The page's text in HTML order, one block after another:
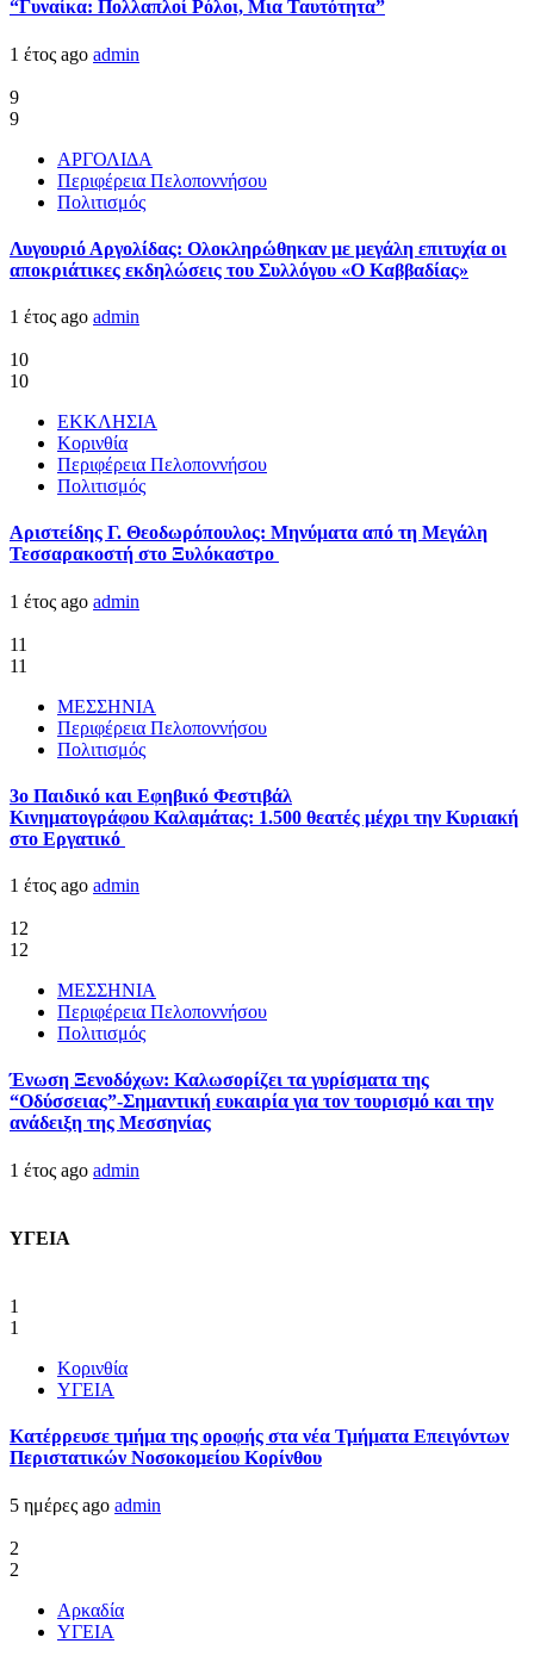
“Γυναίκα: Πολλαπλοί Ρόλοι, Μια Ταυτότητα”
1 έτος ago admin
9
9
ΑΡΓΟΛΙΔΑ
Περιφέρεια Πελοποννήσου
Πολιτισμός
Λυγουριό Αργολίδας: Ολοκληρώθηκαν με μεγάλη επιτυχία οι
αποκριάτικες εκδηλώσεις του Συλλόγου «Ο Καββαδίας»
1 έτος ago admin
10
10
ΕΚΚΛΗΣΙΑ
Κορινθία
Περιφέρεια Πελοποννήσου
Πολιτισμός
Αριστείδης Γ. Θεοδωρόπουλος: Μηνύματα από τη Μεγάλη
Τεσσαρακοστή στο Ξυλόκαστρο
1 έτος ago admin
11
11
ΜΕΣΣΗΝΙΑ
Περιφέρεια Πελοποννήσου
Πολιτισμός
3ο Παιδικό και Εφηβικό Φεστιβάλ
Κινηματογράφου Καλαμάτας: 1.500 θεατές μέχρι την Κυριακή
στο Εργατικό
1 έτος ago admin
12
12
ΜΕΣΣΗΝΙΑ
Περιφέρεια Πελοποννήσου
Πολιτισμός
Ένωση Ξενοδόχων: Καλωσορίζει τα γυρίσματα της
“Οδύσσειας”-Σημαντική ευκαιρία για τον τουρισμό και την
ανάδειξη της Μεσσηνίας
1 έτος ago admin
ΥΓΕΙΑ
1
1
Κορινθία
ΥΓΕΙΑ
Kατέρρευσε τμήμα της οροφής στα νέα Τμήματα Επειγόντων
Περιστατικών Νοσοκομείου Κορίνθου
5 ημέρες ago admin
2
2
Αρκαδία
ΥΓΕΙΑ